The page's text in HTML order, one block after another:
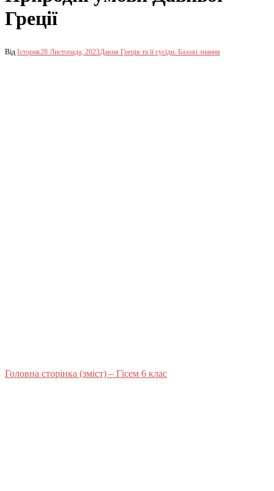
Греції
Від Історик28 Листопада, 2023Давня Греція та її сусіди. Базові знання
Головна сторінка (зміст) – Гісем 6 клас